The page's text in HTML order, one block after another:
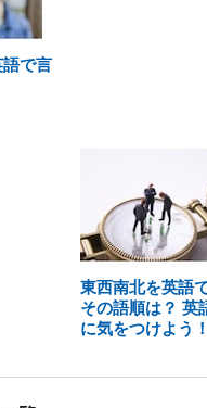
語で言
東西南北を英語
その語順は？ 英
に気をつけよう！